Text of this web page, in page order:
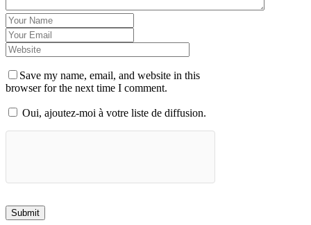
Save my name, email, and website in this
browser for the next time I comment.
Oui, ajoutez-moi à votre liste de diffusion.
Submit